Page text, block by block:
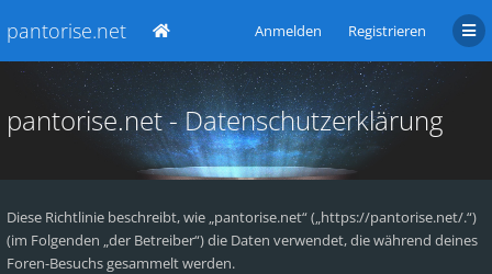
pantorise.net Anmelden Registrieren
pantorise.net - Datenschutzerklärung
Diese Richtlinie beschreibt, wie „pantorise.net“ („https://pantorise.net/.“)
(im Folgenden „der Betreiber“) die Daten verwendet, die während deines
Foren-Besuchs gesammelt werden.